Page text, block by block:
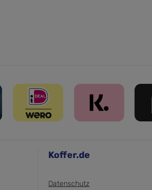
Koffer.de
Datenschutz